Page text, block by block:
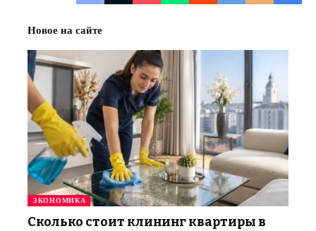
Новое на сайте
ЭКОНОМИКА
Сколько стоит клининг квартиры в